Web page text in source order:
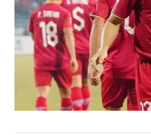
Hotline
0906 645 777
Đặt báo Quảng cáo